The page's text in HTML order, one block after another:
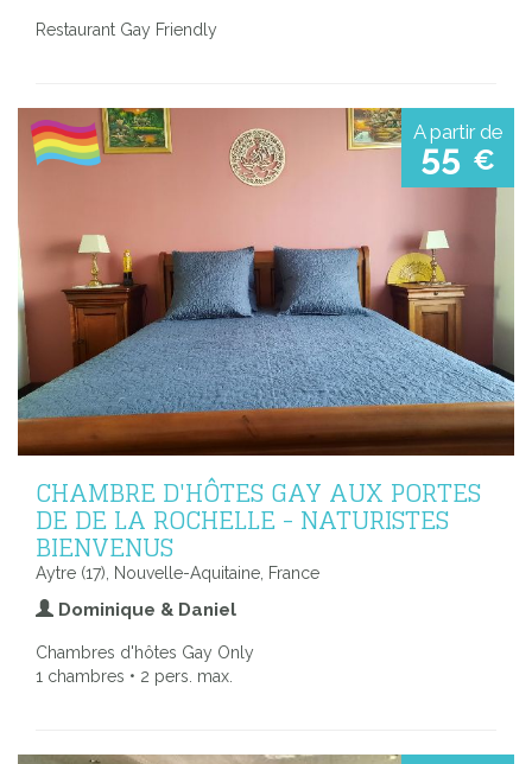
Restaurant Gay Friendly
A partir de
55 €
CHAMBRE D'HÔTES GAY AUX PORTES
DE DE LA ROCHELLE - NATURISTES
BIENVENUS
Aytre (17), Nouvelle-Aquitaine, France
Dominique & Daniel
Chambres d'hôtes Gay Only
1 chambres • 2 pers. max.